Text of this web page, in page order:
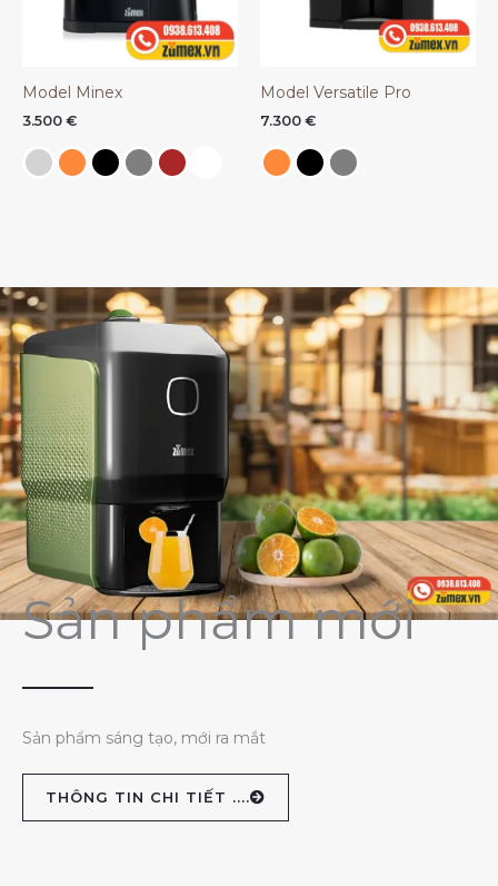
Model Minex
3.500 €
Model Versatile Pro
7.300 €
Sản phẩm mới
Sản phẩm sáng tạo, mới ra mắt
THÔNG TIN CHI TIẾT ....